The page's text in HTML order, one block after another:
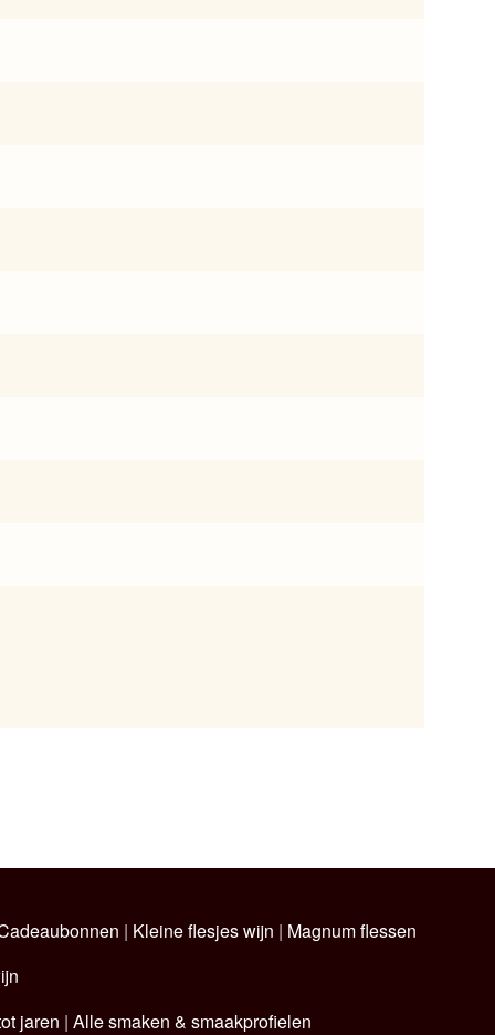
| Kleine flesjes wijn | Magnum flessen
jaren | Alle smaken & smaakprofielen